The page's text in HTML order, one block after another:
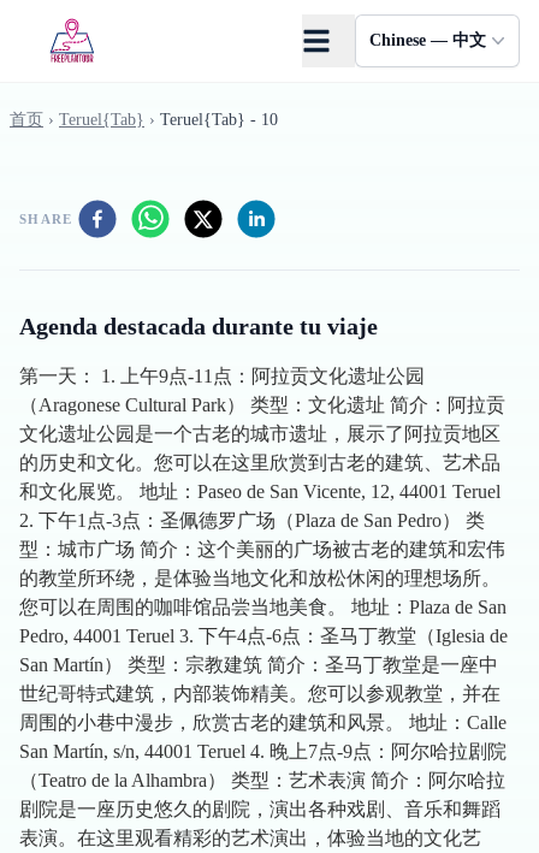
Chinese — 中文
首页 › Teruel{Tab} › Teruel{Tab} - 10
SHARE
Agenda destacada durante tu viaje
第一天： 1. 上午9点-11点：阿拉贡文化遗址公园
（Aragonese Cultural Park） 类型：文化遗址 简介：阿拉贡
文化遗址公园是一个古老的城市遗址，展示了阿拉贡地区
的历史和文化。您可以在这里欣赏到古老的建筑、艺术品
和文化展览。 地址：Paseo de San Vicente, 12, 44001 Teruel
2. 下午1点-3点：圣佩德罗广场（Plaza de San Pedro） 类
型：城市广场 简介：这个美丽的广场被古老的建筑和宏伟
的教堂所环绕，是体验当地文化和放松休闲的理想场所。
您可以在周围的咖啡馆品尝当地美食。 地址：Plaza de San
Pedro, 44001 Teruel 3. 下午4点-6点：圣马丁教堂（Iglesia de
San Martín） 类型：宗教建筑 简介：圣马丁教堂是一座中
世纪哥特式建筑，内部装饰精美。您可以参观教堂，并在
周围的小巷中漫步，欣赏古老的建筑和风景。 地址：Calle
San Martín, s/n, 44001 Teruel 4. 晚上7点-9点：阿尔哈拉剧院
（Teatro de la Alhambra） 类型：艺术表演 简介：阿尔哈拉
剧院是一座历史悠久的剧院，演出各种戏剧、音乐和舞蹈
表演。在这里观看精彩的艺术演出，体验当地的文化艺